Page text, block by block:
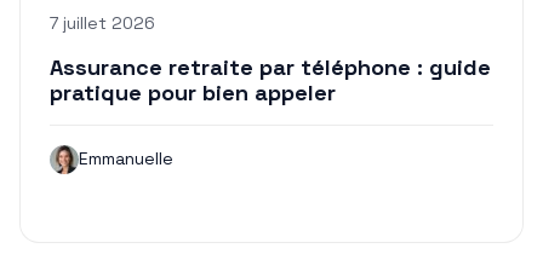
7 juillet 2026
Assurance retraite par téléphone : guide
pratique pour bien appeler
Emmanuelle